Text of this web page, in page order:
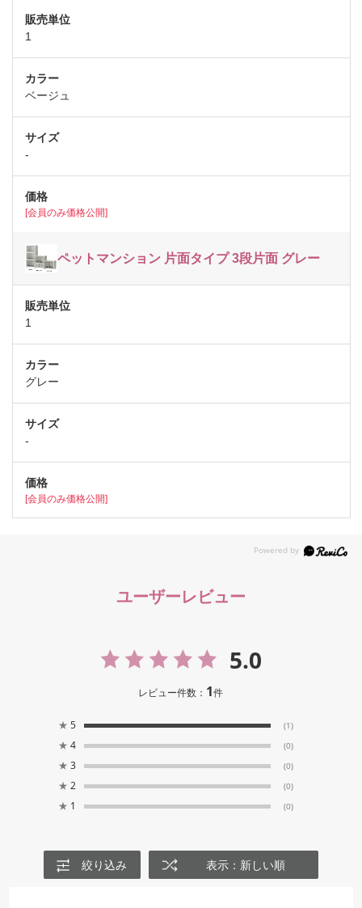
1
ベージュ
-
[会員のみ価格公開]
ペットマンション 片面タイプ 3段片面 グレー
1
グレー
-
[会員のみ価格公開]
ユーザーレビュー
5.0
レビュー件数： 1件
★ 5 (1)
★ 4 (0)
★ 3 (0)
★ 2 (0)
★ 1 (0)
絞り込み 表示：新しい順